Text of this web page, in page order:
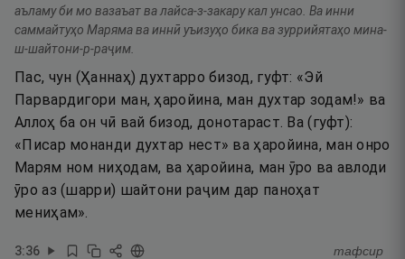
аъламу би мо вазаъат ва лайса-з-закару кал унсао. Ва инни
саммайтуҳо Маряма ва иннӣ уъизуҳо бика ва зуррийятаҳо мина-
ш-шайтони-р-раҷим.
Пас, чун (Ҳаннаҳ) духтарро бизод, гуфт: «Эй
Парвардигори ман, ҳаройина, ман духтар зодам!» ва
Аллоҳ ба он чӣ вай бизод, донотараст. Ва (гуфт):
«Писар монанди духтар нест» ва ҳаройина, ман онро
Марям ном ниҳодам, ва ҳаройина, ман ӯро ва авлоди
ӯро аз (шарри) шайтони раҷим дар паноҳат
мениҳам».
3:36 тафсир